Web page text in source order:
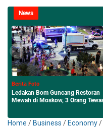
News
Berita Foto
Migran Berbondong-bondong
Pulang ke Maroko, Kapok Masuk
Home / Business / Economy/